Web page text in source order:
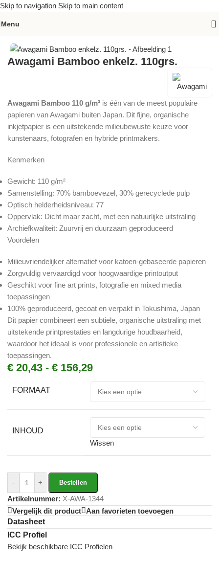
Skip to navigation Skip to main content
Menu
Awagami Bamboo enkelz. 110grs.
Awagami Bamboo 110 g/m² is één van de meest populaire
papieren van Awagami buiten Japan. Dit fijne, organische
inkjetpapier is een uitstekende milieubewuste keuze voor
kunstenaars, fotografen en hybride printmakers.
Kenmerken
Gewicht: 110 g/m²
Samenstelling: 70% bamboevezel, 30% gerecyclede pulp
Optisch helderheidsniveau: 77
Oppervlak: Dicht maar zacht, met een natuurlijke uitstraling
Archiefkwaliteit: Zuurvrij en duurzaam geproduceerd
Voordelen
Milieuvriendelijker alternatief voor katoen-gebaseerde papieren
Zorgvuldig vervaardigd voor hoogwaardige printoutput
Geschikt voor fine art prints, fotografie en mixed media
toepassingen
100% geproduceerd, gecoat en verpakt in Tokushima, Japan
Dit papier combineert een subtiele, organische uitstraling met
uitstekende printprestaties en langdurige houdbaarheid,
waardoor het ideaal is voor professionele en artistieke
toepassingen.
€ 20,43 - € 156,29
FORMAAT
INHOUD
Wissen
- + Bestellen
Artikelnummer: X-AWA-1344
Vergelijk dit product Aan favorieten toevoegen
Datasheet
ICC Profiel
Bekijk beschikbare ICC Profielen